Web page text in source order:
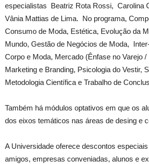
especialistas Beatriz Rota Rossi, Carolina
Vânia Mattias de Lima. No programa,
Consumo de Moda, Estética, Evolução da
Mundo, Gestão de Negócios de Moda,
Corpo e Moda, Mercado (Ênfase no Varejo /
Marketing e Branding, Psicologia do Vestir,
Metodologia Científica e Trabalho de
Também há módulos optativos em que os
dos eixos temáticos nas áreas de desing e
A Universidade oferece descontos
amigos, empresas conveniadas, alunos e